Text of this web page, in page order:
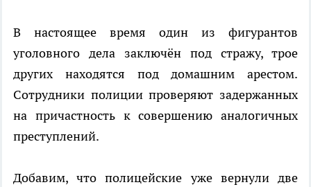
В настоящее время один из фигурантов
уголовного дела заключён под стражу, трое
других находятся под домашним арестом.
Сотрудники полиции проверяют задержанных
на причастность к совершению аналогичных
преступлений.
Добавим, что полицейские уже вернули две